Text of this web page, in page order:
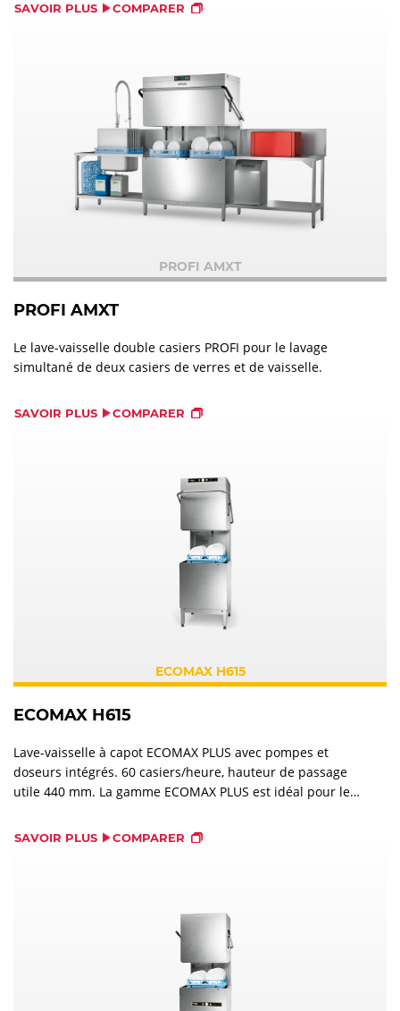
SAVOIR PLUS COMPARER
PROFI AMXT
PROFI AMXT
Le lave-vaisselle double casiers PROFI pour le lavage
simultané de deux casiers de verres et de vaisselle.
SAVOIR PLUS COMPARER
ECOMAX H615
ECOMAX H615
Lave-vaisselle à capot ECOMAX PLUS avec pompes et
doseurs intégrés. 60 casiers/heure, hauteur de passage
utile 440 mm. La gamme ECOMAX PLUS est idéal pour les
confort. ecomax plus combine tous les avantages de la
SAVOIR PLUS COMPARER